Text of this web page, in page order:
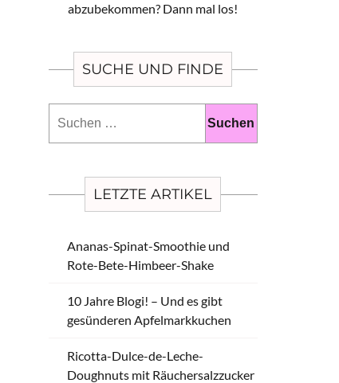
abzubekommen? Dann mal los!
SUCHE UND FINDE
nach:
LETZTE ARTIKEL
Ananas-Spinat-Smoothie und
Rote-Bete-Himbeer-Shake
10 Jahre Blogi! – Und es gibt
gesünderen Apfelmarkkuchen
Ricotta-Dulce-de-Leche-
Doughnuts mit Räuchersalzzucker